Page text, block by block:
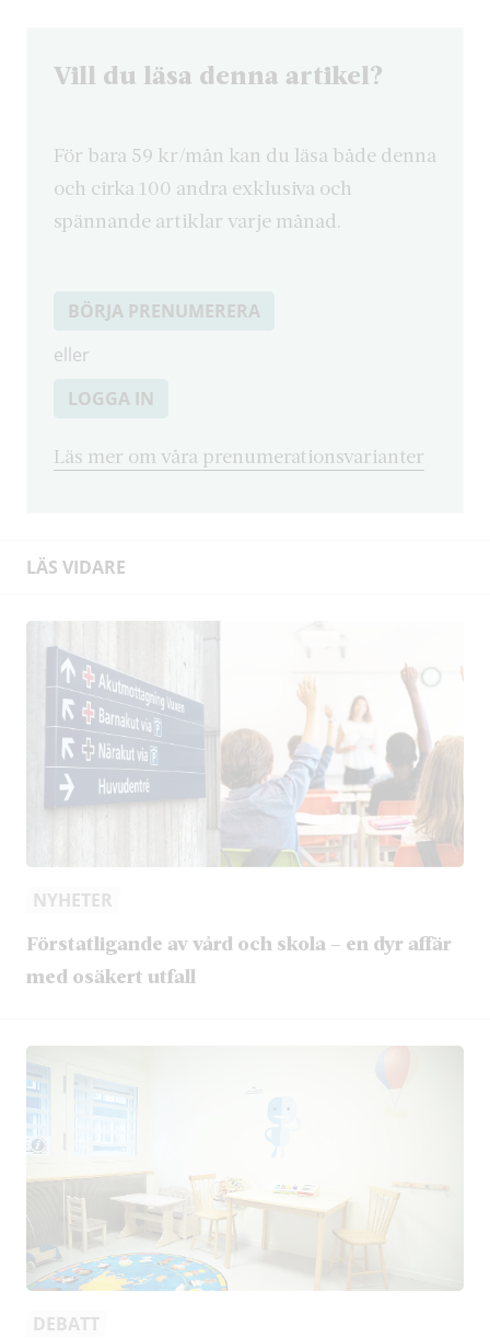
Vill du läsa denna artikel?
För bara 59 kr/mån kan du läsa både denna
och cirka 100 andra exklusiva och
spännande artiklar varje månad.
BÖRJA PRENUMERERA
eller
LOGGA IN
Läs mer om våra prenumerationsvarianter
LÄS VIDARE
NYHETER
Förstatligande av vård och skola – en dyr affär
med osäkert utfall
DEBATT